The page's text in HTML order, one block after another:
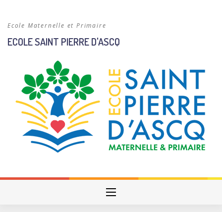
Ecole Maternelle et Primaire
ECOLE SAINT PIERRE D'ASCQ